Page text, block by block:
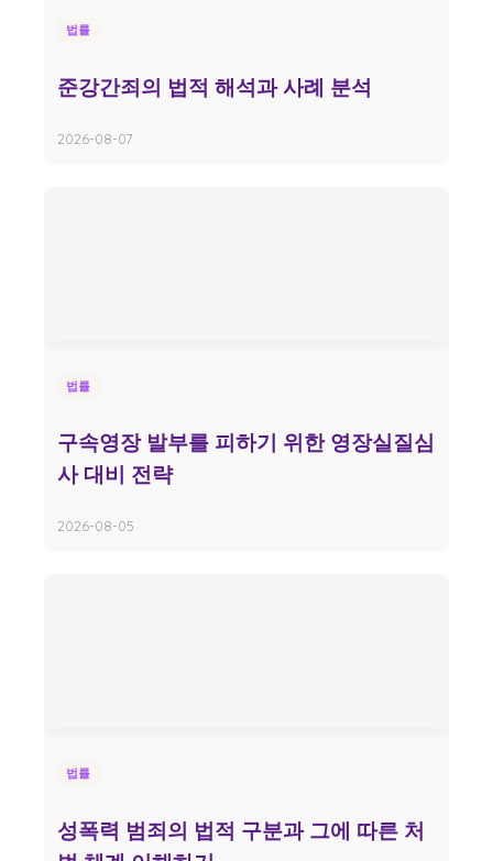
법률
준강간죄의 법적 해석과 사례 분석
2026-08-07
법률
구속영장 발부를 피하기 위한 영장실질심
사 대비 전략
2026-08-05
법률
성폭력 범죄의 법적 구분과 그에 따른 처